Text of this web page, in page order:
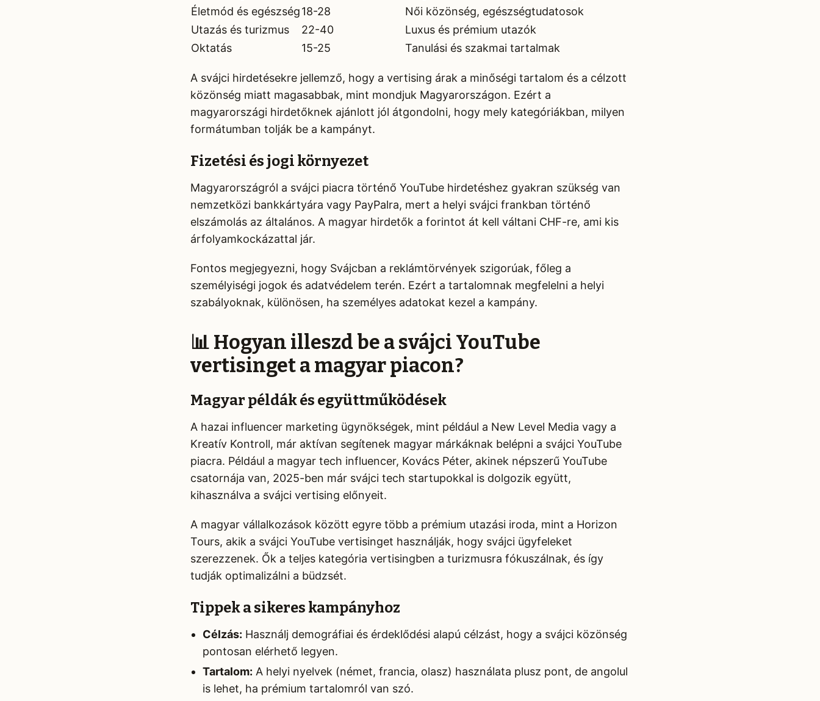
Életmód és egészség18-28
Női közönség, egészségtudatosok
Utazás és turizmus
22-40
Luxus és prémium utazók
Oktatás
15-25 Tanulási és szakmai tartalmak
A svájci hirdetésekre jellemző, hogy a vertising árak a minőségi tartalom és a célzott
közönség miatt magasabbak, mint mondjuk Magyarországon. Ezért a
magyarországi hirdetőknek ajánlott jól átgondolni, hogy mely kategóriákban, milyen
formátumban tolják be a kampányt.
Fizetési és jogi környezet
Magyarországról a svájci piacra történő YouTube hirdetéshez gyakran szükség van
nemzetközi bankkártyára vagy PayPalra, mert a helyi svájci frankban történő
elszámolás az általános. A magyar hirdetők a forintot át kell váltani CHF-re, ami kis
árfolyamkockázattal jár.
Fontos megjegyezni, hogy Svájcban a reklámtörvények szigorúak, főleg a
személyiségi jogok és adatvédelem terén. Ezért a tartalomnak megfelelni a helyi
szabályoknak, különösen, ha személyes adatokat kezel a kampány.
📊 Hogyan illeszd be a svájci YouTube
vertisinget a magyar piacon?
Magyar példák és együttműködések
A hazai influencer marketing ügynökségek, mint például a New Level Media vagy a
Kreatív Kontroll, már aktívan segítenek magyar márkáknak belépni a svájci YouTube
piacra. Például a magyar tech influencer, Kovács Péter, akinek népszerű YouTube
csatornája van, 2025-ben már svájci tech startupokkal is dolgozik együtt,
kihasználva a svájci vertising előnyeit.
A magyar vállalkozások között egyre több a prémium utazási iroda, mint a Horizon
Tours, akik a svájci YouTube vertisinget használják, hogy svájci ügyfeleket
szerezzenek. Ők a teljes kategória vertisingben a turizmusra fókuszálnak, és így
tudják optimalizálni a büdzsét.
Tippek a sikeres kampányhoz
Célzás: Használj demográfiai és érdeklődési alapú célzást, hogy a svájci közönség
pontosan elérhető legyen.
Tartalom: A helyi nyelvek (német, francia, olasz) használata plusz pont, de angolul
is lehet, ha prémium tartalomról van szó.